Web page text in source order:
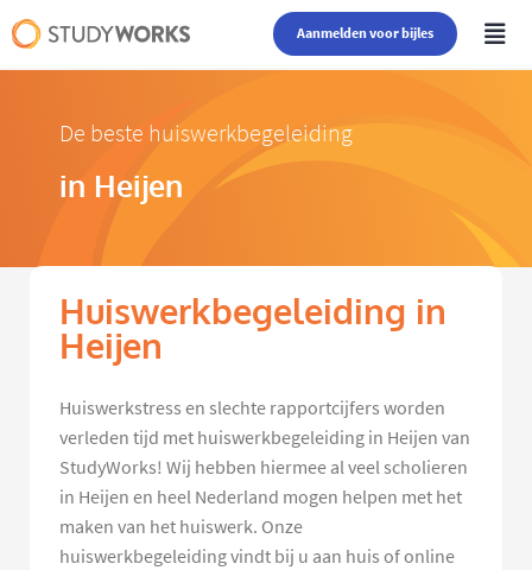
Aanmelden voor bijles
De beste huiswerkbegeleiding
in Heijen
Huiswerkbegeleiding in
Heijen
Huiswerkstress en slechte rapportcijfers worden
verleden tijd met huiswerkbegeleiding in Heijen van
StudyWorks! Wij hebben hiermee al veel scholieren
in Heijen en heel Nederland mogen helpen met het
maken van het huiswerk. Onze
huiswerkbegeleiding vindt bij u aan huis of online